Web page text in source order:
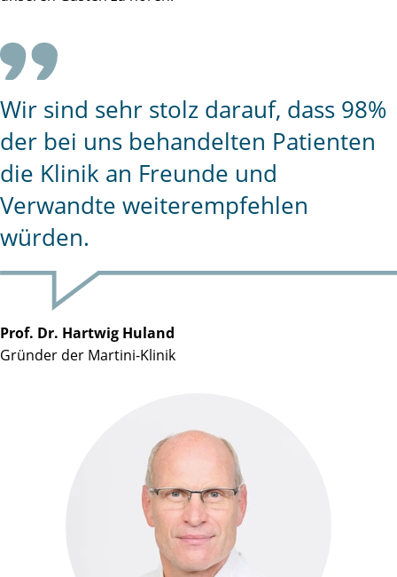
Wir sind sehr stolz darauf, dass 98%
der bei uns behandelten Patienten
die Klinik an Freunde und
Verwandte weiterempfehlen
würden.
Prof. Dr. Hartwig Huland
Gründer der Martini-Klinik